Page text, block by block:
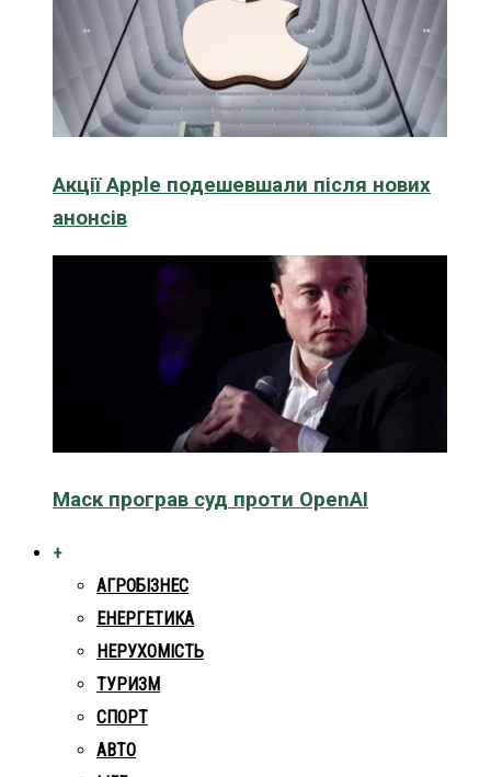
Акції Apple подешевшали після нових
анонсів
Маск програв суд проти OpenAI
+
АГРОБІЗНЕС
ЕНЕРГЕТИКА
НЕРУХОМІСТЬ
ТУРИЗМ
СПОРТ
АВТО